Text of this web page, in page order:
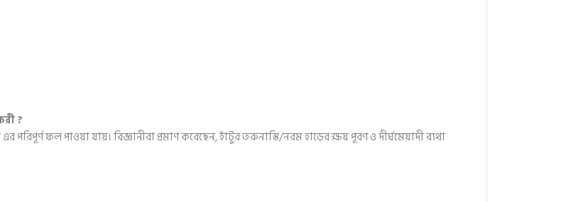
?
পরিপূর্ণ ফল পাওয়া যায়। বিজ্ঞানীরা প্রমাণ করেছেন, হাঁটুর তরুনাস্তি/নরম হাড়ের ক্ষয় পূরণ ও দীর্ঘমেয়াদী ব্যথা